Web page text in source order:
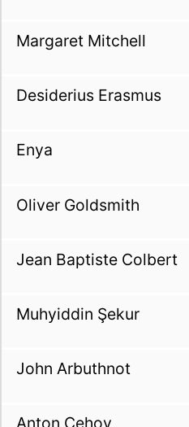
Margaret Mitchell
Desiderius Erasmus
Enya
Oliver Goldsmith
Jean Baptiste Colbert
Muhyiddin Şekur
John Arbuthnot